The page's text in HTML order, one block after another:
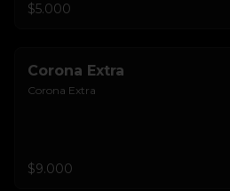
$5.000
Corona Extra
Corona Extra
$9.000